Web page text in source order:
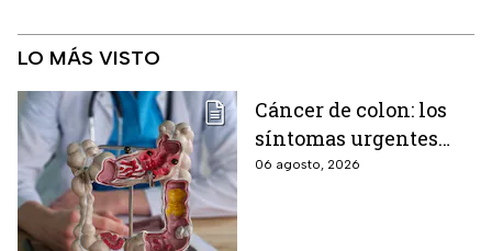
LO MÁS VISTO
Cáncer de colon: los
síntomas urgentes
que te advierten que
06 agosto, 2026